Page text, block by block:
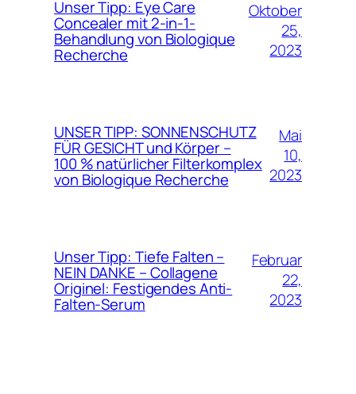
Unser Tipp: Eye Care
Concealer mit 2-in-1-
Behandlung von Biologique
Recherche
Oktober
25,
2023
UNSER TIPP: SONNENSCHUTZ
FÜR GESICHT und Körper –
100 % natürlicher Filterkomplex
von Biologique Recherche
Mai
10,
2023
Unser Tipp: Tiefe Falten –
NEIN DANKE – Collagene
Originel: Festigendes Anti-
Falten-Serum
Februar
22,
2023